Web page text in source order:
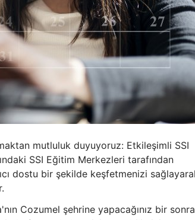
mutluluk duyuyoruz: Etkileşimli SSI
SSI Eğitim Merkezleri tarafından
dostu bir şekilde keşfetmenizi
Cozumel şehrine yapacağınız bir